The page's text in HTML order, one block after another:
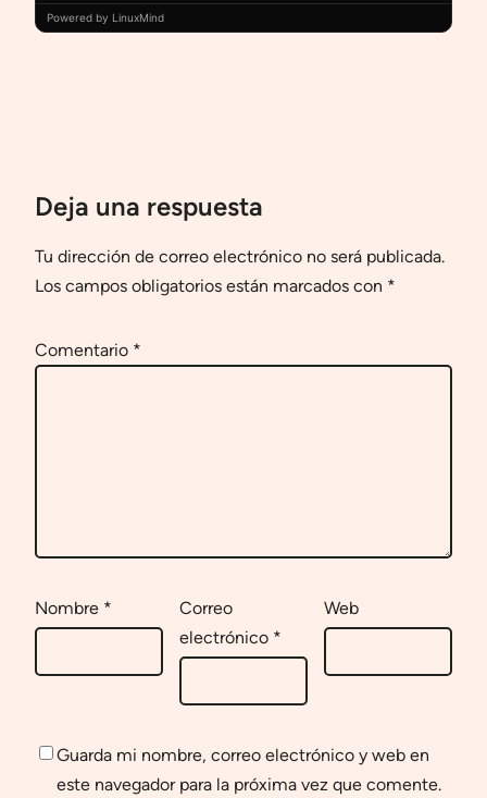
Powered by LinuxMind
Deja una respuesta
Tu dirección de correo electrónico no será publicada.
Los campos obligatorios están marcados con *
Comentario *
Nombre *
Correo
electrónico *
Web
Guarda mi nombre, correo electrónico y web en
este navegador para la próxima vez que comente.